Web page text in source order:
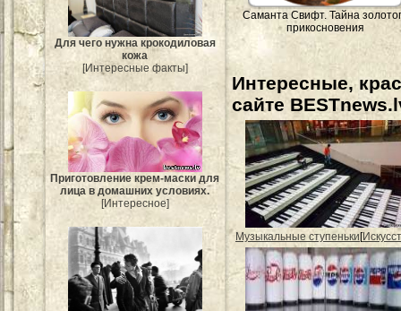
Для чего нужна крокодиловая
кожа
[Интересные факты]
Приготовление крем-маски для
лица в домашних условиях.
[Интересное]
Саманта Свифт. Тайна
прикосновения
Интересные,
сайте
Музыкальные ступеньки [